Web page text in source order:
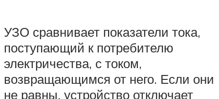
УЗО сравнивает показатели тока,
поступающий к потребителю
электричества, с током,
возвращающимся от него. Если они
не равны, устройство отключает